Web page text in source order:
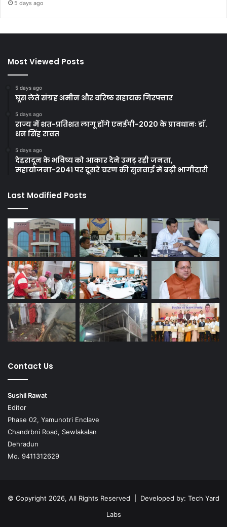
5 days ago
Most Viewed Posts
5 days ago
घूस लेते संग्रह अमीन और वरिष्ठ सहायक गिरफ्तार
5 days ago
राज्य में शत-प्रतिशत लागू होंगे एनईपी-2020 के प्रावधानः डाॅ.
धन सिंह रावत
5 days ago
देहरादून के भविष्य को आकार देने उमड़ रही जनता,
महायोजना-2041 पर दूसरे चरण की सुनवाई में बढ़ी भागीदारी
Last Modified Posts
Contact Us
Sushil Rawat
Editor
Phase 02, Yamunotri Enclave
Chandrbni Road, Sewlakalan
Dehradun
Mo. 9411312629
© Copyright 2026, All Rights Reserved | Developed by: Tech Yard
Labs